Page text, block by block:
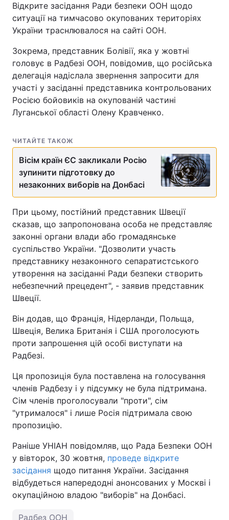
Відкрите засідання Ради безпеки ООН щодо
ситуації на тимчасово окупованих територіях
України траснлювалося на сайті ООН.
Зокрема, представник Болівії, яка у жовтні
головує в Радбезі ООН, повідомив, що російська
делегація надіслала звернення запросити для
участі у засіданні представника контрольованих
Росією бойовиків на окупованій частині
Луганської області Олену Кравченко.
ЧИТАЙТЕ ТАКОЖ
Вісім країн ЄС закликали Росію
зупинити підготовку до
незаконних виборів на Донбасі
При цьому, постійний представник Швеції
сказав, що запропонована особа не представляє
законні органи влади або громадянське
суспільство України. "Дозволити участь
представнику незаконного сепаратистського
утворення на засіданні Ради безпеки створить
небезпечний прецедент", - заявив представник
Швеції.
Він додав, що Франція, Нідерланди, Польща,
Швеція, Велика Британія і США проголосують
проти запрошення цій особі виступати на
Радбезі.
Ця пропозиція була поставлена на голосування
членів Радбезу і у підсумку не була підтримана.
Сім членів проголосували "проти", сім
"утрималося" і лише Росія підтримала свою
пропозицію.
Раніше УНІАН повідомляв, що Рада Безпеки ООН
у вівторок, 30 жовтня, проведе відкрите
засідання щодо питання України. Засідання
відбудеться напередодні анонсованих у Москві і
окупаційною владою "виборів" на Донбасі.
Радбез ООН